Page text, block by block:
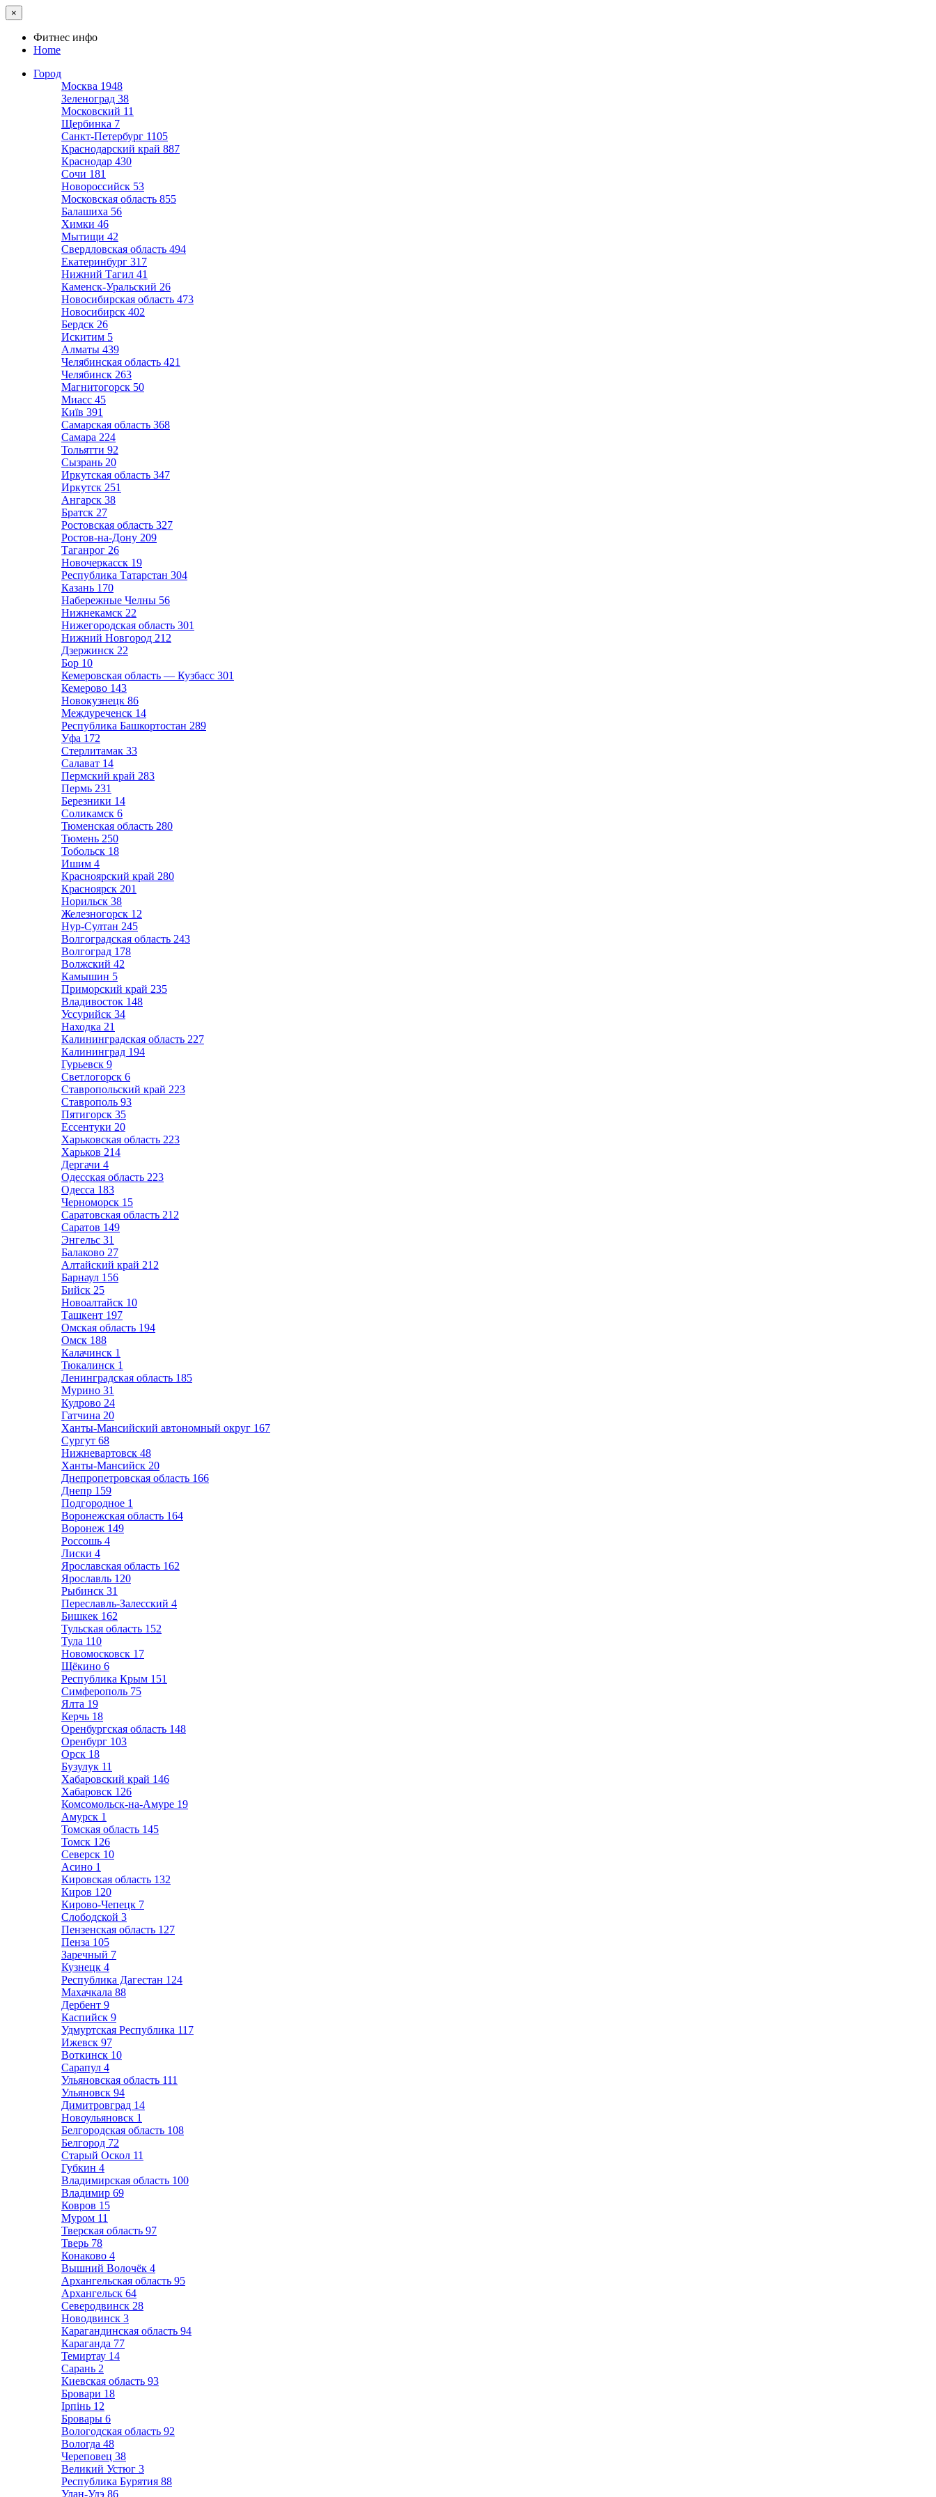
×
Фитнес инфо
Home
Город
Москва 1948
Зеленоград 38
Московский 11
Щербинка 7
Санкт-Петербург 1105
Краснодарский край 887
Краснодар 430
Сочи 181
Новороссийск 53
Московская область 855
Балашиха 56
Химки 46
Мытищи 42
Свердловская область 494
Екатеринбург 317
Нижний Тагил 41
Каменск-Уральский 26
Новосибирская область 473
Новосибирск 402
Бердск 26
Искитим 5
Алматы 439
Челябинская область 421
Челябинск 263
Магнитогорск 50
Миасс 45
Київ 391
Самарская область 368
Самара 224
Тольятти 92
Сызрань 20
Иркутская область 347
Иркутск 251
Ангарск 38
Братск 27
Ростовская область 327
Ростов-на-Дону 209
Таганрог 26
Новочеркасск 19
Республика Татарстан 304
Казань 170
Набережные Челны 56
Нижнекамск 22
Нижегородская область 301
Нижний Новгород 212
Дзержинск 22
Бор 10
Кемеровская область — Кузбасс 301
Кемерово 143
Новокузнецк 86
Междуреченск 14
Республика Башкортостан 289
Уфа 172
Стерлитамак 33
Салават 14
Пермский край 283
Пермь 231
Березники 14
Соликамск 6
Тюменская область 280
Тюмень 250
Тобольск 18
Ишим 4
Красноярский край 280
Красноярск 201
Норильск 38
Железногорск 12
Нур-Султан 245
Волгоградская область 243
Волгоград 178
Волжский 42
Камышин 5
Приморский край 235
Владивосток 148
Уссурийск 34
Находка 21
Калининградская область 227
Калининград 194
Гурьевск 9
Светлогорск 6
Ставропольский край 223
Ставрополь 93
Пятигорск 35
Ессентуки 20
Харьковская область 223
Харьков 214
Дергачи 4
Одесская область 223
Одесса 183
Черноморск 15
Саратовская область 212
Саратов 149
Энгельс 31
Балаково 27
Алтайский край 212
Барнаул 156
Бийск 25
Новоалтайск 10
Ташкент 197
Омская область 194
Омск 188
Калачинск 1
Тюкалинск 1
Ленинградская область 185
Мурино 31
Кудрово 24
Гатчина 20
Ханты-Мансийский автономный округ 167
Сургут 68
Нижневартовск 48
Ханты-Мансийск 20
Днепропетровская область 166
Днепр 159
Подгородное 1
Воронежская область 164
Воронеж 149
Россошь 4
Лиски 4
Ярославская область 162
Ярославль 120
Рыбинск 31
Переславль-Залесский 4
Бишкек 162
Тульская область 152
Тула 110
Новомосковск 17
Щёкино 6
Республика Крым 151
Симферополь 75
Ялта 19
Керчь 18
Оренбургская область 148
Оренбург 103
Орск 18
Бузулук 11
Хабаровский край 146
Хабаровск 126
Комсомольск-на-Амуре 19
Амурск 1
Томская область 145
Томск 126
Северск 10
Асино 1
Кировская область 132
Киров 120
Кирово-Чепецк 7
Слободской 3
Пензенская область 127
Пенза 105
Заречный 7
Кузнецк 4
Республика Дагестан 124
Махачкала 88
Дербент 9
Каспийск 9
Удмуртская Республика 117
Ижевск 97
Воткинск 10
Сарапул 4
Ульяновская область 111
Ульяновск 94
Димитровград 14
Новоульяновск 1
Белгородская область 108
Белгород 72
Старый Оскол 11
Губкин 4
Владимирская область 100
Владимир 69
Ковров 15
Муром 11
Тверская область 97
Тверь 78
Конаково 4
Вышний Волочёк 4
Архангельская область 95
Архангельск 64
Северодвинск 28
Новодвинск 3
Карагандинская область 94
Караганда 77
Темиртау 14
Сарань 2
Киевская область 93
Бровари 18
Ірпінь 12
Бровары 6
Вологодская область 92
Вологда 48
Череповец 38
Великий Устюг 3
Республика Бурятия 88
Улан-Удэ 86